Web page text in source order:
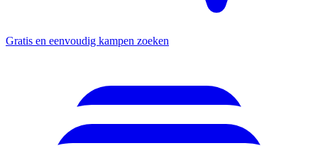
Gratis en eenvoudig kampen zoeken